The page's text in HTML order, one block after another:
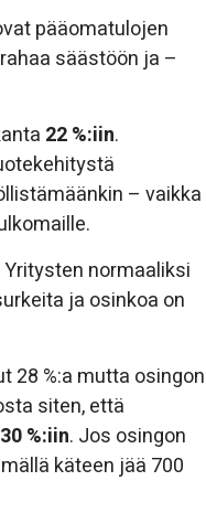
pääomatulojen
säästöön ja –
22 %:iin.
– vaikka
normaaliksi
ja osinkoa on
28 %:a mutta osingon
siten, että
%:iin. Jos osingon
käteen jää 700